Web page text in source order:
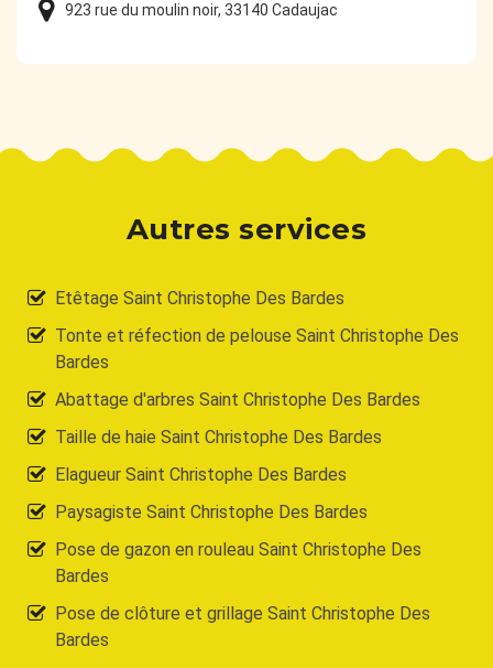
923 rue du moulin noir, 33140 Cadaujac
Autres services
Etêtage Saint Christophe Des Bardes
Tonte et réfection de pelouse Saint Christophe Des
Bardes
Abattage d'arbres Saint Christophe Des Bardes
Taille de haie Saint Christophe Des Bardes
Elagueur Saint Christophe Des Bardes
Paysagiste Saint Christophe Des Bardes
Pose de gazon en rouleau Saint Christophe Des
Bardes
Pose de clôture et grillage Saint Christophe Des
Bardes